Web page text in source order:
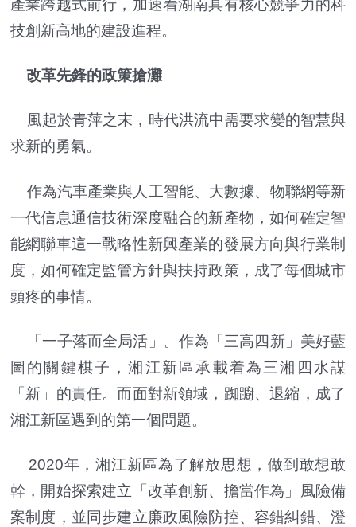
產業跨越式前行，加速着湖南具有核心競爭力的科
技創新高地的建設進程。
改革先鋒的政策搶灘
風起於青萍之末，時代洪流中需要求變的智慧與
求新的勇氣。
作為汽車產業與人工智能、大數據、物聯網等新
一代信息通信技術深度融合的新產物，如何確定智
能網聯車這一戰略性新興產業的發展方向與行業制
度，如何確定監管方針與扶持政策，成了每個城市
頭疼的事情。
「一子落而全局活」。作為「三高四新」美好藍
圖的關鍵棋子，湘江新區承載着為三湘四水謀
「新」的責任。而面對新領域，踟躕、退縮，成了
湘江新區遇到的第一個問題。
2020年，湘江新區為了解放思想，做到敢想敢
幹，開始探索建立「改革創新、擔當作為」風險備
案制度，並同步建立廉政風險防控、容錯糾錯、澄